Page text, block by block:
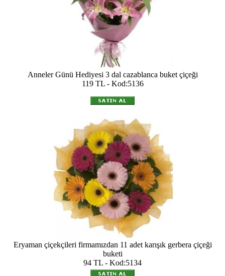
Anneler Günü Hediyesi 3 dal cazablanca buket çiçeği
119 TL - Kod:5136
Eryaman çiçekçileri firmamızdan 11 adet karışık gerbera çiçeği
buketi
94 TL - Kod:5134